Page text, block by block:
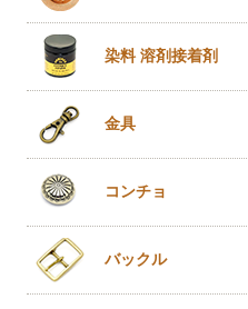
染料 溶剤接着剤
金具
コンチョ
バックル